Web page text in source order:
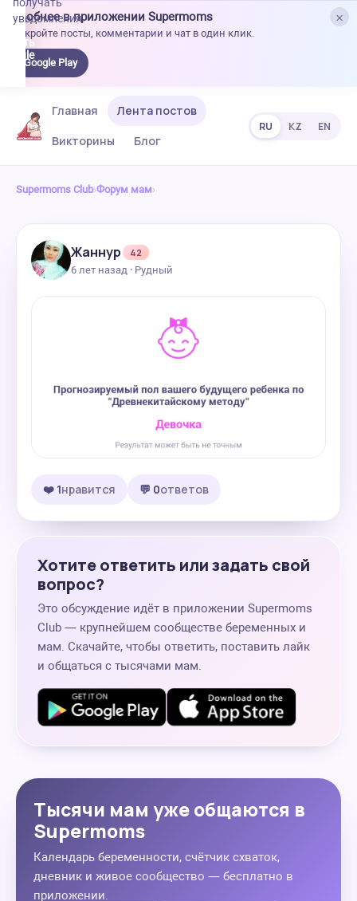
×
Удобнее в приложении Supermoms
Откройте посты, комментарии и чат в один клик.
Google Play
уведомления.
Главная
Лента постов
Викторины
Блог
RU KZ EN
Supermoms Club›Форум мам›
Жаннур
42
6 лет назад · Рудный
❤️ 1нравится 💬 0ответов
Хотите ответить или задать свой
вопрос?
Это обсуждение идёт в приложении Supermoms
Club — крупнейшем сообществе беременных и
мам. Скачайте, чтобы ответить, поставить лайк
и общаться с тысячами мам.
Тысячи мам уже общаются в
Supermoms
Календарь беременности, счётчик схваток,
дневник и живое сообщество — бесплатно в
приложении.